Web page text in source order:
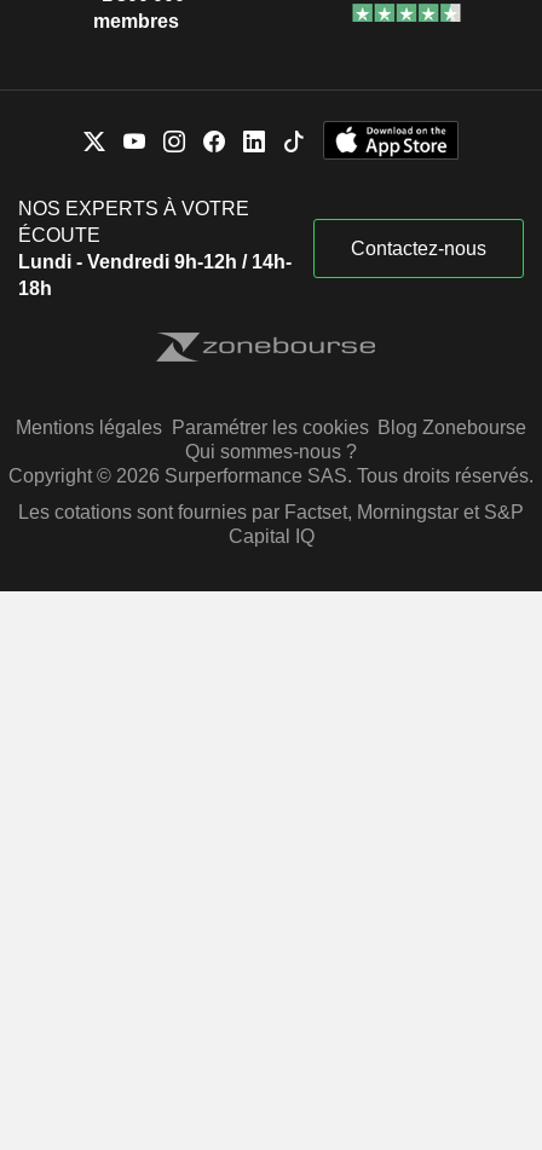
membres
NOS EXPERTS À VOTRE
ÉCOUTE
Lundi - Vendredi 9h-12h / 14h-
18h
Contactez-nous
Mentions légales Paramétrer les cookies Blog Zonebourse
Qui sommes-nous ?
Copyright © 2026 Surperformance SAS. Tous droits réservés.
Les cotations sont fournies par Factset, Morningstar et S&P
Capital IQ